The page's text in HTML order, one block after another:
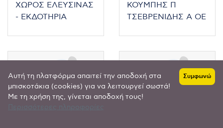
ΧΩΡΟΣ ΕΛΕΥΣΙΝΑΣ
- ΕΚΔΟΤΗΡΙΑ
ΚΟΥΜΠΗΣ Π
ΤΣΕΒΡΕΝΙΔΗΣ Α ΟΕ
Αυτή τη πλατφόρμα απαιτεί την αποδοχή στα
μπισκοτάκια (cookies) για να λειτουργεί σωστά!
Με τη χρήση της, γίνεται αποδοχή τους!
Συμφωνώ